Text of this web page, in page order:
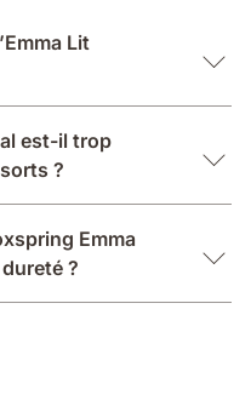
Lit
est-il trop
?
Emma
?